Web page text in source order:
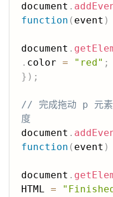
document .
function ( event )
document .
. color = "red" ;
} ) ;
// 完成拖动 p 元素
度
document .
function ( event )
document .
HTML =